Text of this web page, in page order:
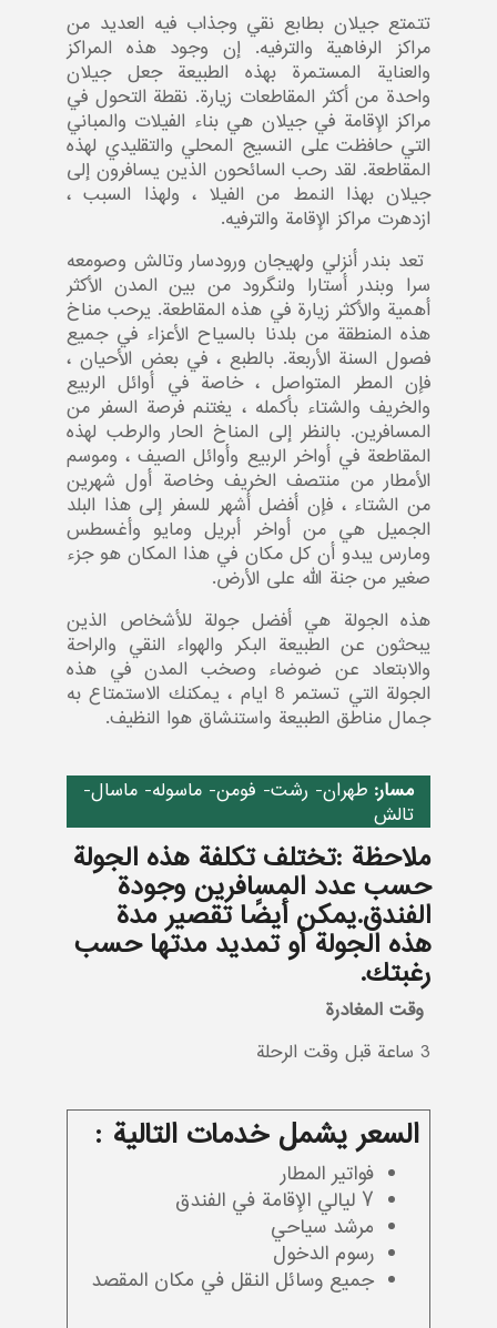
تتمتع جيلان بطابع نقي وجذاب فيه العديد من
مراكز الرفاهية والترفيه. إن وجود هذه المراكز
والعناية المستمرة بهذه الطبيعة جعل جيلان
واحدة من أكثر المقاطعات زيارة. نقطة التحول في
مراكز الإقامة في جيلان هي بناء الفيلات والمباني
التي حافظت على النسيج المحلي والتقليدي لهذه
المقاطعة. لقد رحب السائحون الذين يسافرون إلى
جيلان بهذا النمط من الفيلا ، ولهذا السبب ،
ازدهرت مراكز الإقامة والترفيه.
تعد بندر أنزلي ولهيجان ورودسار وتالش وصومعه
سرا وبندر أستارا ولنگرود من بين المدن الأكثر
أهمية والأكثر زيارة في هذه المقاطعة. يرحب مناخ
هذه المنطقة من بلدنا بالسياح الأعزاء في جميع
فصول السنة الأربعة. بالطبع ، في بعض الأحيان ،
فإن المطر المتواصل ، خاصة في أوائل الربيع
والخريف والشتاء بأكمله ، يغتنم فرصة السفر من
المسافرين. بالنظر إلى المناخ الحار والرطب لهذه
المقاطعة في أواخر الربيع وأوائل الصيف ، وموسم
الأمطار من منتصف الخريف وخاصة أول شهرين
من الشتاء ، فإن أفضل أشهر للسفر إلى هذا البلد
الجميل هي من أواخر أبريل ومايو وأغسطس
ومارس يبدو أن كل مكان في هذا المكان هو جزء
صغير من جنة الله على الأرض.
هذه الجولة هي أفضل جولة للأشخاص الذين
يبحثون عن الطبيعة البكر والهواء النقي والراحة
والابتعاد عن ضوضاء وصخب المدن في هذه
الجولة التي تستمر 8 ایام ، يمكنك الاستمتاع به
جمال مناطق الطبيعة واستنشاق هوا النظيف.
مسار:طهران- رشت- فومن- ماسوله- ماسال-
تالش
ملاحظة :تختلف تكلفة هذه الجولة
حسب عدد المسافرين وجودة
الفندق.يمكن أيضًا تقصير مدة
هذه الجولة أو تمديد مدتها حسب
رغبتك.
وقت المغادرة
3 ساعة قبل وقت الرحلة
السعر يشمل خدمات التالية :
فواتير المطار
7 ليالي الإقامة في الفندق
مرشد سياحي
رسوم الدخول
جميع وسائل النقل في مكان المقصد